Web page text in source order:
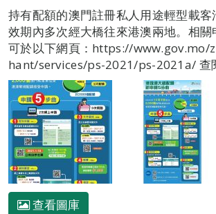
持有配額的澳門註冊私人用途輕型載
效期內多次經大橋往來港澳兩地。相
可於以下網頁：https://www.gov.mo/
hant/services/ps-2021/ps-2021a/ 查
查看圖庫